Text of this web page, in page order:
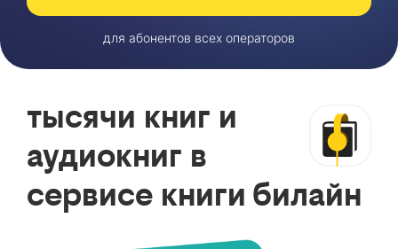
для абонентов всех операторов
тысячи книг и
аудиокниг в
сервисе книги билайн